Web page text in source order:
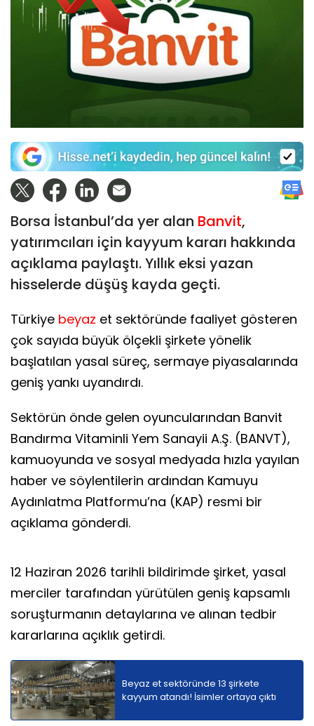
Borsa İstanbul’da yer alan Banvit,
yatırımcıları için kayyum kararı hakkında
açıklama paylaştı. Yıllık eksi yazan
hisselerde düşüş kayda geçti.
Türkiye beyaz et sektöründe faaliyet gösteren
çok sayıda büyük ölçekli şirkete yönelik
başlatılan yasal süreç, sermaye piyasalarında
geniş yankı uyandırdı.
Sektörün önde gelen oyuncularından Banvit
Bandırma Vitaminli Yem Sanayii A.Ş. (BANVT),
kamuoyunda ve sosyal medyada hızla yayılan
haber ve söylentilerin ardından Kamuyu
Aydınlatma Platformu’na (KAP) resmi bir
açıklama gönderdi.
12 Haziran 2026 tarihli bildirimde şirket, yasal
merciler tarafından yürütülen geniş kapsamlı
soruşturmanın detaylarına ve alınan tedbir
kararlarına açıklık getirdi.
Beyaz et sektöründe 13 şirkete
kayyum atandı! İsimler ortaya çıktı